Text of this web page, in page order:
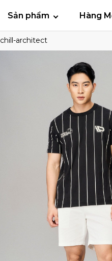
Sản phẩm Hàng
chill-architect